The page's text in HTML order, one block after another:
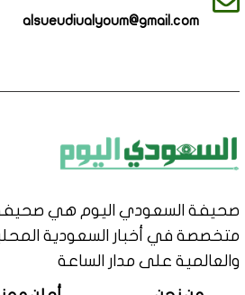
alsueudiualyoum@gmail.com
صحيفة السعودي اليوم هي صحيفة
متخصصة في أخبار السعودية المحلية
والعالمية على مدار الساعة